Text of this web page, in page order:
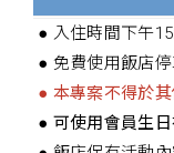
● 入住時間下午
● 免費使用飯店
● 本專案不得於
● 可使用會員生日